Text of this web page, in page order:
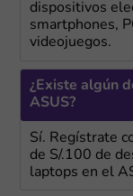
dispositivos
smartphones,
videojuegos.
¿Existe algún
ASUS?
Sí. Regístrate
de S/.100 de
laptops en el